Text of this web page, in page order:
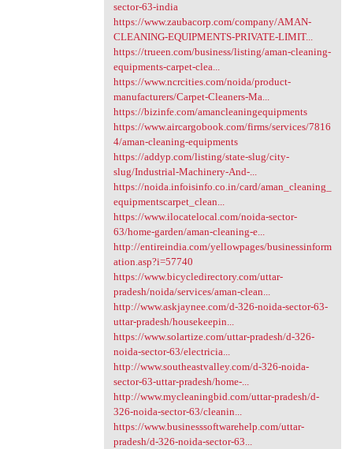
sector-63-india
https://www.zaubacorp.com/company/AMAN-
CLEANING-EQUIPMENTS-PRIVATE-LIMIT...
https://trueen.com/business/listing/aman-cleaning-
equipments-carpet-clea...
https://www.ncrcities.com/noida/product-
manufacturers/Carpet-Cleaners-Ma...
https://bizinfe.com/amancleaningequipments
https://www.aircargobook.com/firms/services/7816
4/aman-cleaning-equipments
https://addyp.com/listing/state-slug/city-
slug/Industrial-Machinery-And-...
https://noida.infoisinfo.co.in/card/aman_cleaning_
equipmentscarpet_clean...
https://www.ilocatelocal.com/noida-sector-
63/home-garden/aman-cleaning-e...
http://entireindia.com/yellowpages/businessinform
ation.asp?i=57740
https://www.bicycledirectory.com/uttar-
pradesh/noida/services/aman-clean...
http://www.askjaynee.com/d-326-noida-sector-63-
uttar-pradesh/housekeepin...
https://www.solartize.com/uttar-pradesh/d-326-
noida-sector-63/electricia...
http://www.southeastvalley.com/d-326-noida-
sector-63-uttar-pradesh/home-...
http://www.mycleaningbid.com/uttar-pradesh/d-
326-noida-sector-63/cleanin...
https://www.businesssoftwarehelp.com/uttar-
pradesh/d-326-noida-sector-63...